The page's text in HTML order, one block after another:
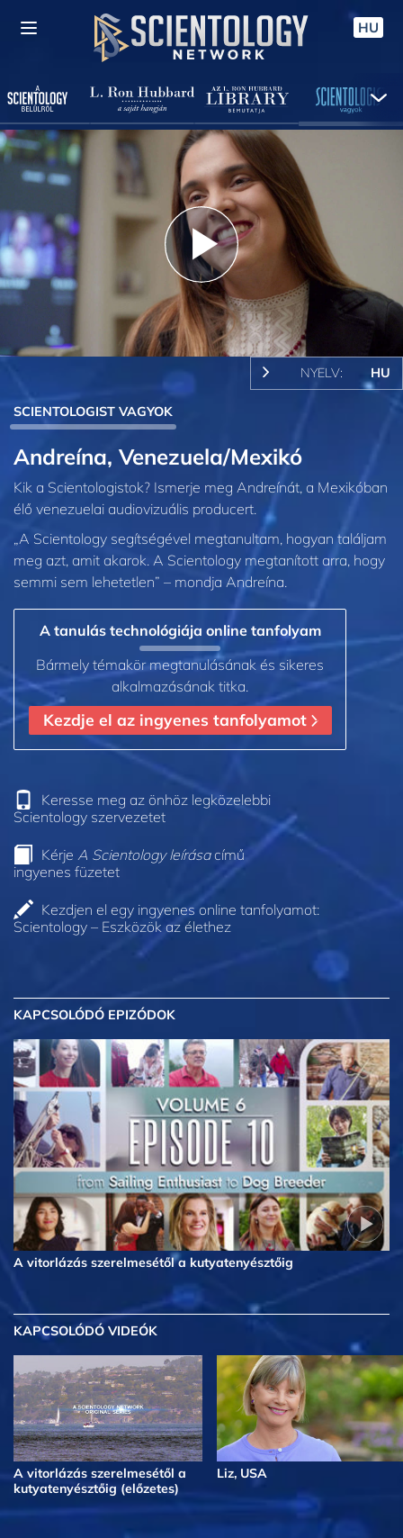
HU
Play
Video
NYELV: HU
SCIENTOLOGIST VAGYOK
Andreína, Venezuela/Mexikó
Kik a Scientologistok? Ismerje meg Andreínát, a Mexikóban
élő venezuelai audiovizuális producert.
„A Scientology segítségével megtanultam, hogyan találjam
meg azt, amit akarok. A Scientology megtanított arra, hogy
semmi sem lehetetlen” – mondja Andreína.
A tanulás technológiája online tanfolyam
Bármely témakör megtanulásának és sikeres
alkalmazásának titka.
Kezdje el az ingyenes tanfolyamot
Keresse meg az önhöz legközelebbi
Scientology szervezetet
Kérje A Scientology leírásacímű
ingyenes füzetet
Kezdjen el egy ingyenes online tanfolyamot:
Scientology – Eszközök az élethez
KAPCSOLÓDÓ EPIZÓDOK
A vitorlázás szerelmesétől a kutyatenyésztőig
KAPCSOLÓDÓ VIDEÓK
A vitorlázás szerelmesétől a
kutyatenyésztőig (előzetes)
Liz, USA